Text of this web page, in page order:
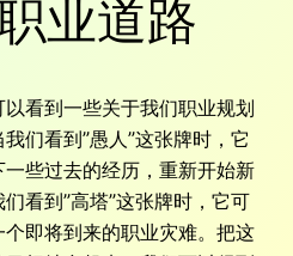
业道路
看到一些关于我们职业规划
们看到”愚人”这张牌时，它
些过去的经历，重新开始新
看到”高塔”这张牌时，它可
即将到来的职业灾难。把这